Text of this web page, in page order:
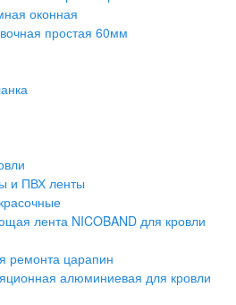
оконная
простая 60мм
и ПВХ ленты
лента NICOBAND для кровли
ремонта царапин
алюминиевая для кровли